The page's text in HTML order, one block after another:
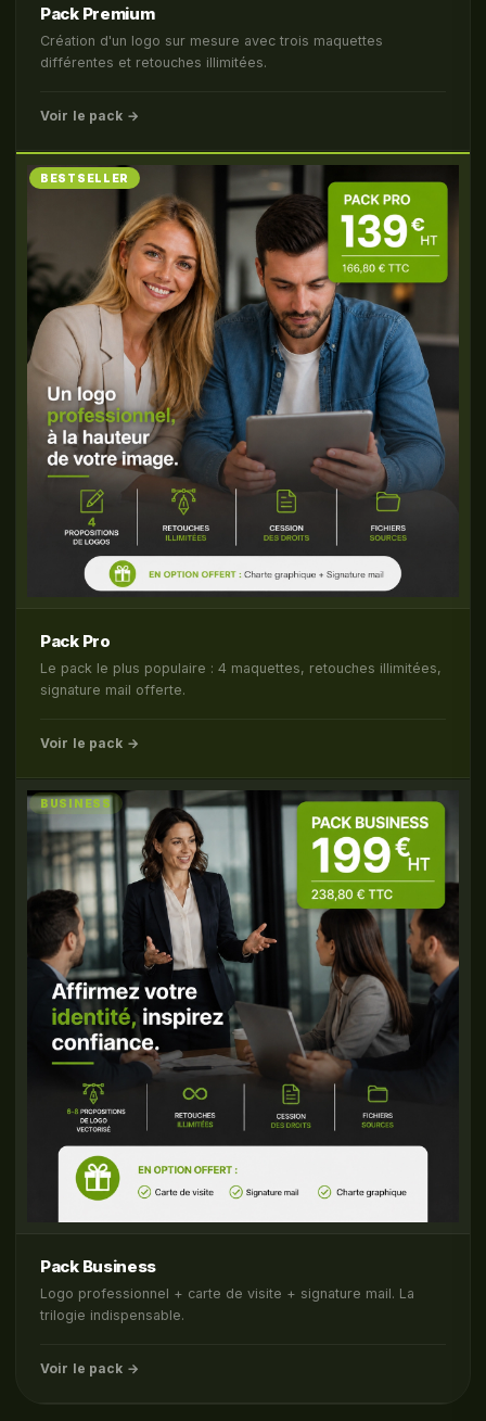
Pack Premium
Création d'un logo sur mesure avec trois maquettes
différentes et retouches illimitées.
Voir le pack →
BESTSELLER
Pack Pro
Le pack le plus populaire : 4 maquettes, retouches illimitées,
signature mail offerte.
Voir le pack →
BUSINESS
Pack Business
Logo professionnel + carte de visite + signature mail. La
trilogie indispensable.
Voir le pack →